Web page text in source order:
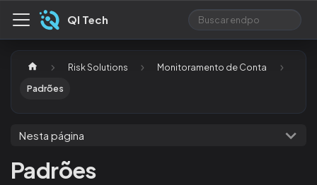
QI Tech
Risk Solutions
Monitoramento de Conta
Padrões
Nesta página
Padrões